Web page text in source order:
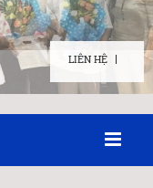
LIÊN HỆ